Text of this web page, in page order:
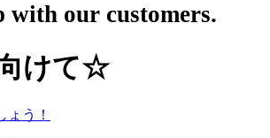
with our customers.
けて☆
ょう！